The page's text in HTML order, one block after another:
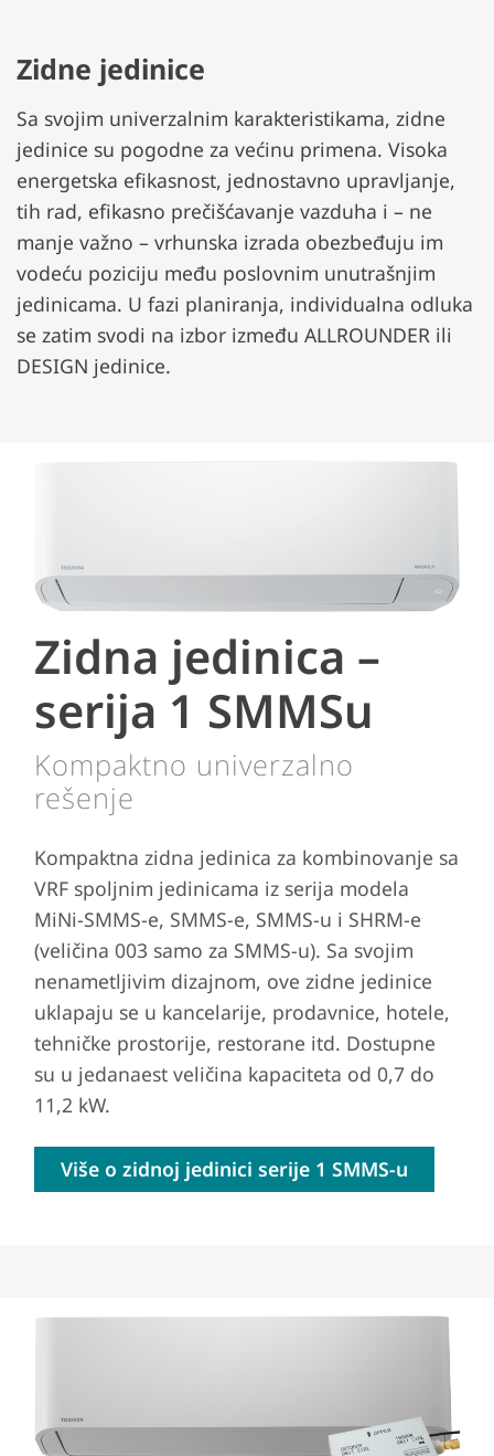
Zidne jedinice
Sa svojim univerzalnim karakteristikama, zidne
jedinice su pogodne za većinu primena. Visoka
energetska efikasnost, jednostavno upravljanje,
tih rad, efikasno prečišćavanje vazduha i – ne
manje važno – vrhunska izrada obezbeđuju im
vodeću poziciju među poslovnim unutrašnjim
jedinicama. U fazi planiranja, individualna odluka
se zatim svodi na izbor između ALLROUNDER ili
DESIGN jedinice.
Zidna jedinica –
serija 1 SMMSu
Kompaktno univerzalno
rešenje
Kompaktna zidna jedinica za kombinovanje sa
VRF spoljnim jedinicama iz serija modela
MiNi-SMMS-e, SMMS-e, SMMS-u i SHRM-e
(veličina 003 samo za SMMS-u). Sa svojim
nenametljivim dizajnom, ove zidne jedinice
uklapaju se u kancelarije, prodavnice, hotele,
tehničke prostorije, restorane itd. Dostupne
su u jedanaest veličina kapaciteta od 0,7 do
11,2 kW.
Više o zidnoj jedinici serije 1 SMMS-u